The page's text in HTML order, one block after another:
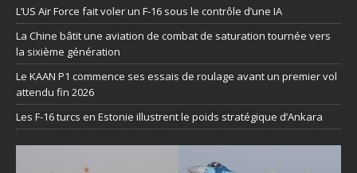
L’US Air Force fait voler un F-16 sous le contrôle d’une IA
La Chine bâtit une aviation de combat de saturation tournée vers
la sixième génération
Le KAAN P1 commence ses essais de roulage avant un premier vol
attendu fin 2026
Les F-16 turcs en Estonie illustrent le poids stratégique d’Ankara